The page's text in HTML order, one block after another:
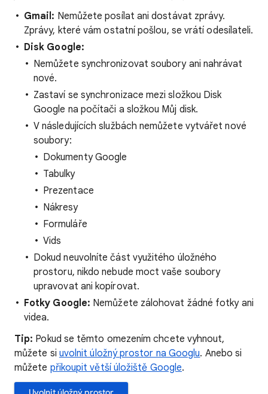
Gmail: Nemůžete posílat ani dostávat zprávy.
Zprávy, které vám ostatní pošlou, se vrátí odesílateli.
Disk Google:
Nemůžete synchronizovat soubory ani nahrávat
nové.
Zastaví se synchronizace mezi složkou Disk
Google na počítači a složkou Můj disk.
V následujících službách nemůžete vytvářet nové
soubory:
Dokumenty Google
Tabulky
Prezentace
Nákresy
Formuláře
Vids
Dokud neuvolníte část využitého úložného
prostoru, nikdo nebude moct vaše soubory
upravovat ani kopírovat.
Fotky Google: Nemůžete zálohovat žádné fotky ani
videa.
Tip: Pokud se těmto omezením chcete vyhnout,
můžete si uvolnit úložný prostor na Googlu. Anebo si
můžete přikoupit větší úložiště Google.